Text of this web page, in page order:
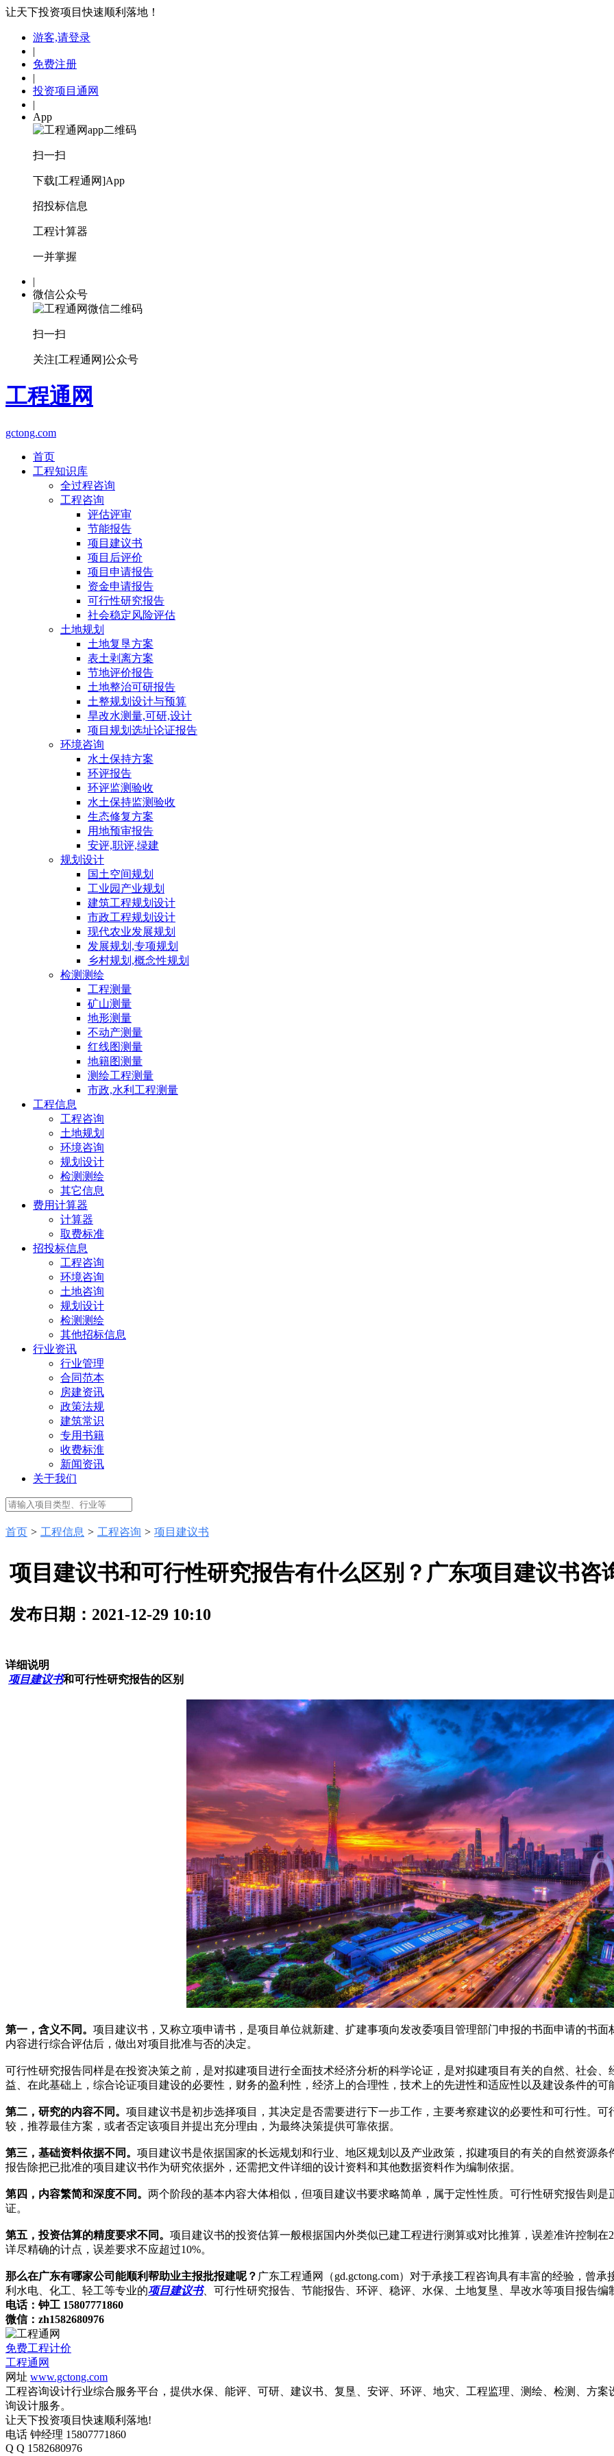
让天下投资项目快速顺利落地！
游客,请登录
|
免费注册
|
投资项目通网
|
App
扫一扫
下载[工程通网]App
招投标信息
工程计算器
一并掌握
|
微信公众号
扫一扫
关注[工程通网]公众号
工程通网
gctong.com
首页
工程知识库
全过程咨询
工程咨询
评估评审
节能报告
项目建议书
项目后评价
项目申请报告
资金申请报告
可行性研究报告
社会稳定风险评估
土地规划
土地复垦方案
表土剥离方案
节地评价报告
土地整治可研报告
土整规划设计与预算
旱改水测量,可研,设计
项目规划选址论证报告
环境咨询
水土保持方案
环评报告
环评监测验收
水土保持监测验收
生态修复方案
用地预审报告
安评,职评,绿建
规划设计
国土空间规划
工业园产业规划
建筑工程规划设计
市政工程规划设计
现代农业发展规划
发展规划,专项规划
乡村规划,概念性规划
检测测绘
工程测量
矿山测量
地形测量
不动产测量
红线图测量
地籍图测量
测绘工程测量
市政,水利工程测量
工程信息
工程咨询
土地规划
环境咨询
规划设计
检测测绘
其它信息
费用计算器
计算器
取费标准
招投标信息
工程咨询
环境咨询
土地咨询
规划设计
检测测绘
其他招标信息
行业资讯
行业管理
合同范本
房建资讯
政策法规
建筑常识
专用书籍
收费标淮
新闻资讯
关于我们
首页 > 工程信息 > 工程咨询 > 项目建议书
项目建议书和可行性研究报告有什么区别？广东项目建议书咨
发布日期：2021-12-29 10:10
详细说明
项目建议书和可行性研究报告的区别
第一，含义不同。 项目建议书，又称立项申请书，是项目单位就新建、扩建事项向发改委项目管理部门申报的书面申请的书
内容进行综合评估后，做出对项目批准与否的决定。
可行性研究报告同样是在投资决策之前，是对拟建项目进行全面技术经济分析的科学论证，是对拟建项目有关的自然、社会
益、在此基础上，综合论证项目建设的必要性，财务的盈利性，经济上的合理性，技术上的先进性和适应性以及建设条件的
第二，研究的内容不同。 项目建议书是初步选择项目，其决定是否需要进行下一步工作，主要考察建议的必要性和可行性。
较，推荐最佳方案，或者否定该项目并提出充分理由，为最终决策提供可靠依据。
第三，基础资料依据不同。 项目建议书是依据国家的长远规划和行业、地区规划以及产业政策，拟建项目的有关的自然资源
报告除把已批准的项目建议书作为研究依据外，还需把文件详细的设计资料和其他数据资料作为编制依据。
第四，内容繁简和深度不同。 两个阶段的基本内容大体相似，但项目建议书要求略简单，属于定性性质。可行性研究报告则
证。
第五，投资估算的精度要求不同。 项目建议书的投资估算一般根据国内外类似已建工程进行测算或对比推算，误差准许控制
详尽精确的计点，误差要求不应超过10%。
那么在广东有哪家公司能顺利帮助业主报批报建呢？ 广东工程通网（gd.gctong.com）对于承接工程咨询具有丰富的经验，曾
利水电、化工、轻工等专业的项目建议书、可行性研究报告、节能报告、环评、稳评、水保、土地复垦、旱改水等项目报告编
电话：钟工 15807771860
微信：zh1582680976
免费工程计价
工程通网
网址 www.gctong.com
工程咨询设计行业综合服务平台，提供水保、能评、可研、建议书、复垦、安评、环评、地灾、工程监理、测绘、检测、方
询设计服务。
让天下投资项目快速顺利落地!
电话 钟经理 15807771860
Q Q 1582680976